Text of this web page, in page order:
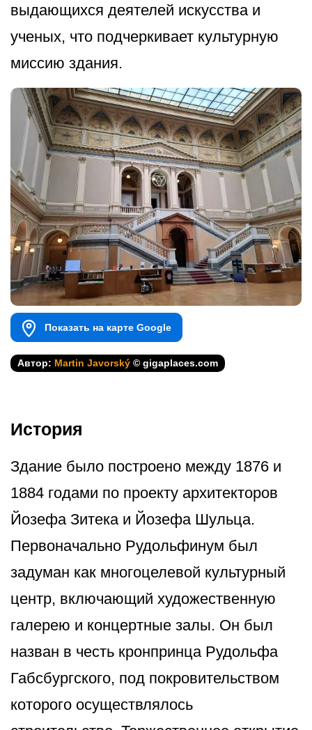
выдающихся деятелей искусства и
ученых, что подчеркивает культурную
миссию здания.
Показать на карте Google
Автор: Martin Javorský © gigaplaces.com
История
Здание было построено между 1876 и
1884 годами по проекту архитекторов
Йозефа Зитека и Йозефа Шульца.
Первоначально Рудольфинум был
задуман как многоцелевой культурный
центр, включающий художественную
галерею и концертные залы. Он был
назван в честь кронпринца Рудольфа
Габсбургского, под покровительством
которого осуществлялось